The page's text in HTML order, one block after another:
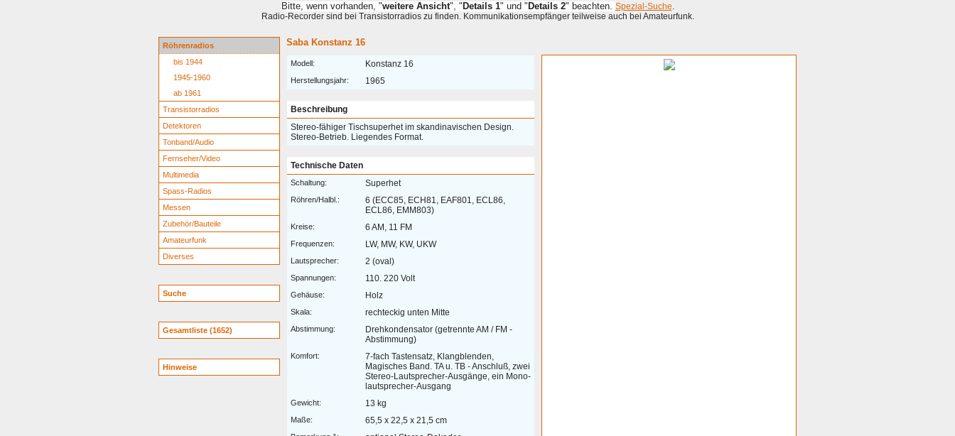
Bitte, wenn vorhanden, "weitere Ansicht", " Details 1" und " Details 2" beachten. Spezial-Suche.
Radio-Recorder sind bei Transistorradios zu finden. Kommunikationsempfänger teilweise auch bei Amateurfunk.
Röhrenradios
bis 1944
1945-1960
ab 1961
Transistorradios
Detektoren
Tonband/Audio
Fernseher/Video
Multimedia
Spass-Radios
Messen
Zubehör/Bauteile
Amateurfunk
Diverses
Suche
Gesamtliste (1652)
Hinweise
Saba Konstanz 16
Modell: Konstanz 16
Herstellungsjahr: 1965
Beschreibung
Stereo-fähiger Tischsuperhet im skandinavischen Design.
Stereo-Betrieb. Liegendes Format.
Technische Daten
Schaltung: Superhet
Röhren/Halbl.:
6 (ECC85, ECH81, EAF801, ECL86,
ECL86, EMM803)
Kreise: 6 AM, 11 FM
Frequenzen: LW, MW, KW, UKW
Lautsprecher: 2 (oval)
Spannungen: 110. 220 Volt
Gehäuse: Holz
Skala: rechteckig unten Mitte
Abstimmung:
Drehkondensator (getrennte AM / FM -
Abstimmung)
Komfort:
7-fach Tastensatz, Klangblenden,
Magisches Band. TA u. TB - Anschluß, zwei
Stereo-Lautsprecher-Ausgänge, ein Mono-
lautsprecher-Ausgang
Gewicht: 13 kg
Maße: 65,5 x 22,5 x 21,5 cm